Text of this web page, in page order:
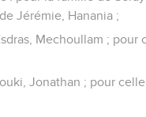
Jérémie, Hanania ;
Mechoullam ; pour
Jonathan ; pour celle